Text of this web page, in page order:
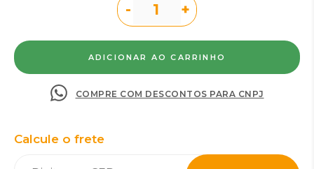
- +
COMPRE COM DESCONTOS PARA CNPJ
Calcule o frete